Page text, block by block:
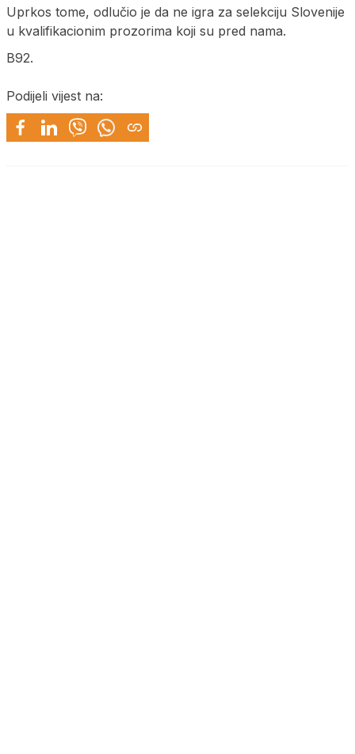
Uprkos tome, odlučio je da ne igra za selekciju Slovenije
u kvalifikacionim prozorima koji su pred nama.
B92.
Podijeli vijest na: